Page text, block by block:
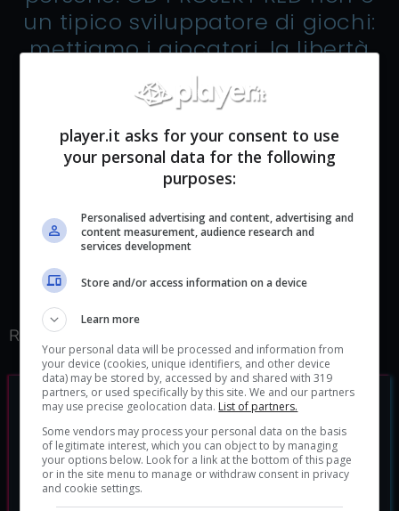
un tipico sviluppatore di giochi:
mettiamo i giocatori, la libertà
creativa e i giochi di qualità al
di sopra degli affari. Questi
ragazzi non solo condividono
questo approccio, ma, proprio
come il resto del team, pensano
che questo atteggiamento sia
essenziale per creare
videogiochi epici.”
Restate sintonizzati per ulteriori news in merito.
player.it asks for your consent to use
your personal data for the following
purposes:
Personalised advertising and content, advertising and
content measurement, audience research and
services development
Store and/or access information on a device
Learn more
Your personal data will be processed and information from
your device (cookies, unique identifiers, and other device
data) may be stored by, accessed by and shared with 319
partners, or used specifically by this site. We and our partners
may use precise geolocation data. List of partners.
Some vendors may process your personal data on the basis
of legitimate interest, which you can object to by managing
your options below. Look for a link at the bottom of this page
or in the site menu to manage or withdraw consent in privacy
and cookie settings.